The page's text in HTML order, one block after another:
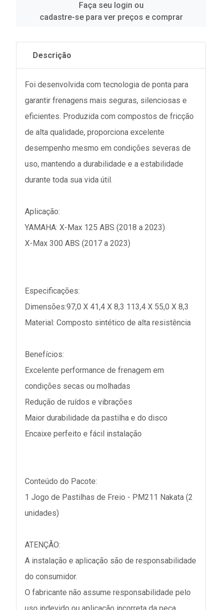
Faça seu login ou
cadastre-se para ver preços e comprar
Descrição
Foi desenvolvida com tecnologia de ponta para
garantir frenagens mais seguras, silenciosas e
eficientes. Produzida com compostos de fricção
de alta qualidade, proporciona excelente
desempenho mesmo em condições severas de
uso, mantendo a durabilidade e a estabilidade
durante toda sua vida útil.
Aplicação:
YAMAHA: X-Max 125 ABS (2018 a 2023)
X-Max 300 ABS (2017 a 2023)
Especificações:
Dimensões:97,0 X 41,4 X 8,3 113,4 X 55,0 X 8,3
Material: Composto sintético de alta resistência
Benefícios:
Excelente performance de frenagem em
condições secas ou molhadas
Redução de ruídos e vibrações
Maior durabilidade da pastilha e do disco
Encaixe perfeito e fácil instalação
Conteúdo do Pacote:
1 Jogo de Pastilhas de Freio - PM211 Nakata (2
unidades)
ATENÇÃO:
A instalação e aplicação são de responsabilidade
do consumidor.
O fabricante não assume responsabilidade pelo